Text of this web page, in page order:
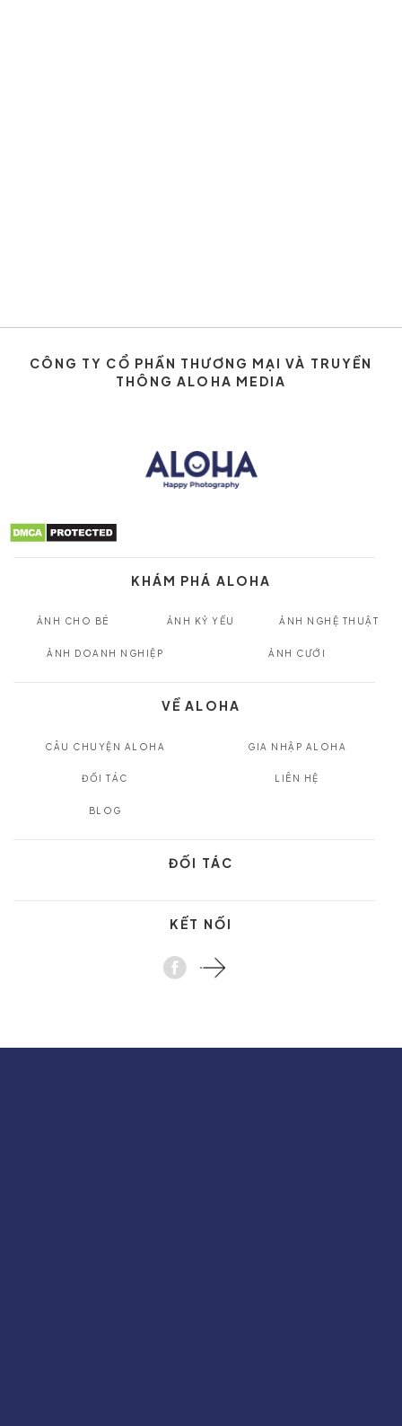
CÔNG TY CỔ PHẦN THƯƠNG MẠI VÀ TRUYỀN
THÔNG ALOHA MEDIA
KHÁM PHÁ ALOHA
ẢNH CHO BÉ ẢNH KỶ YẾU ẢNH NGHỆ THUẬT
ẢNH DOANH NGHIỆP ẢNH CƯỚI
VỀ ALOHA
CÂU CHUYỆN ALOHA GIA NHẬP ALOHA
ĐỐI TÁC LIÊN HỆ
BLOG
ĐỐI TÁC
KẾT NỐI